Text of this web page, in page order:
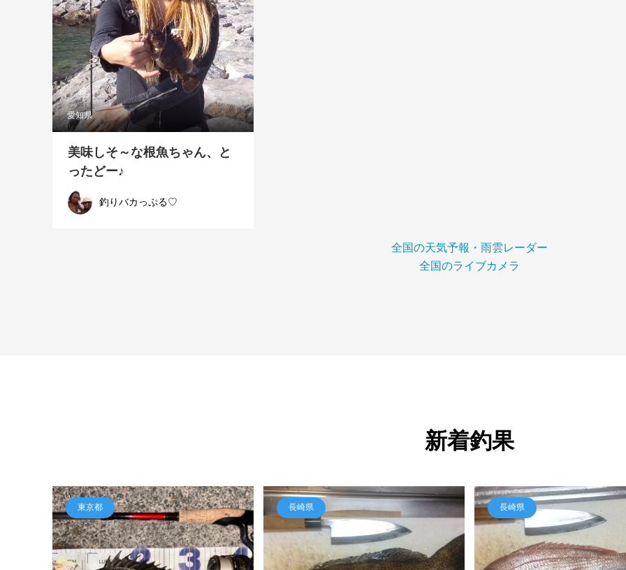
愛知県
美味しそ～な根魚ちゃん、と
ったどー♪
釣りバカっぷる♡
全国の天気予報・雨雲レーダー
全国のライブカメラ
新着釣果
東京都 長崎県 長崎県